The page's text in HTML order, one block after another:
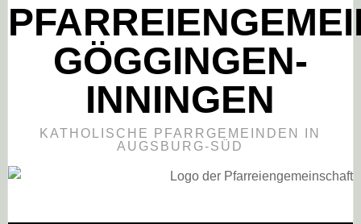
GÖGGINGEN-
INNINGEN
KATHOLISCHE PFARRGEMEINDEN IN
AUGSBURG-SÜD